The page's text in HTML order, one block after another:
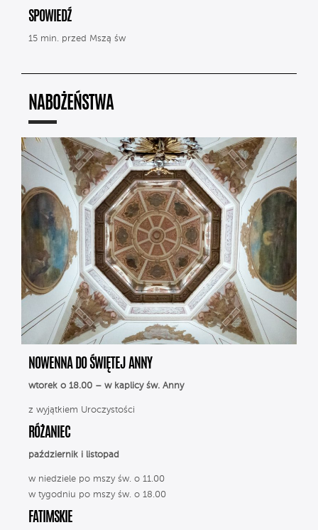
SPOWIEDŹ
15 min. przed Mszą św
NABOŻEŃSTWA
NOWENNA DO ŚWIĘTEJ ANNY
wtorek o 18.00 – w kaplicy św. Anny
z wyjątkiem Uroczystości
RÓŻANIEC
październik i listopad
w niedziele po mszy św. o 11.00
w tygodniu po mszy św. o 18.00
FATIMSKIE